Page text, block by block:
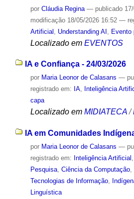
por Cláudia Regina — publicado17/
modificação18/05/2026 16:52 —
Artificial
Understanding AI Evento
Localizado em EVENTOS
IA e Confiança - 24/03/2026
por Maria Leonor de Calasans —
registrado em: IA, Inteligência
capa
Localizado em MIDIATECA /
IA em Comunidades
por Maria Leonor de Calasans —
registrado em: Inteligência Artificial ,
Pesquisa, Ciência da Computação,
Tecnologias de Informação,
Linguística